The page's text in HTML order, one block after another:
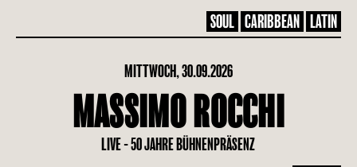
SOUL CARIBBEAN LATIN
MITTWOCH, 30.09.2026
MASSIMO ROCCHI
LIVE - 50 JAHRE BÜHNENPRÄSENZ